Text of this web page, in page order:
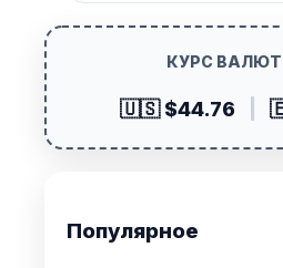
КУРС ВАЛЮТ
🇺🇸 $44.76
Популярное